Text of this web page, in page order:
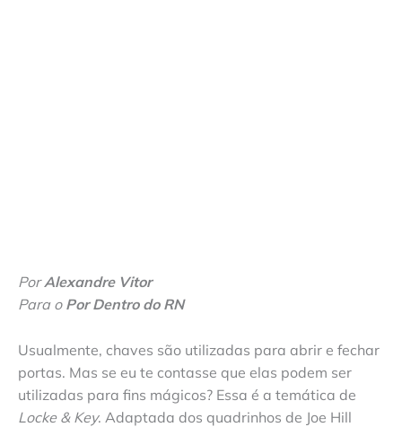
PorAlexandre Vitor
Para o Por Dentro do RN
Usualmente, chaves são utilizadas para abrir e fechar
portas. Mas se eu te contasse que elas podem ser
utilizadas para fins mágicos? Essa é a temática de
Locke & Key. Adaptada dos quadrinhos de Joe Hill